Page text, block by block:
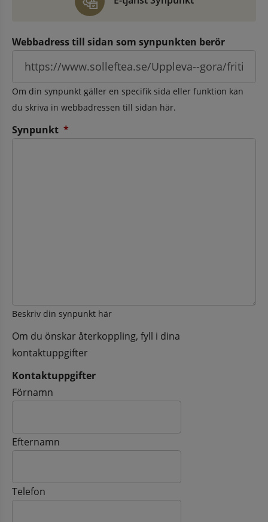
Webbadress till sidan som synpunkten berör
Om din synpunkt gäller en specifik sida eller funktion kan
du skriva in webbadressen till sidan här.
Synpunkt *
Beskriv din synpunkt här
Om du önskar återkoppling, fyll i dina
kontaktuppgifter
Kontaktuppgifter
Kontaktuppgifter
Förnamn
Efternamn
Telefon